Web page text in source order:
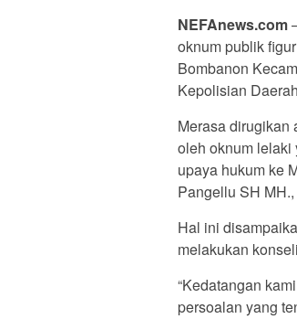
NEFAnews.com
oknum publik
Bombanon
Kepolisian
Merasa dirugikan
oleh oknum lelaki
upaya hukum ke
Pangellu SH
Hal ini
melakukan
“Kedatangan
persoalan yang